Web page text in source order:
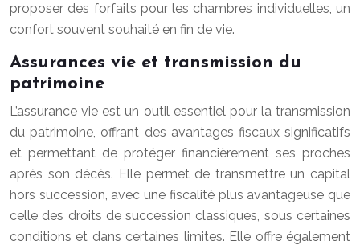
proposer des forfaits pour les chambres individuelles, un
confort souvent souhaité en fin de vie.
Assurances vie et transmission du
patrimoine
L’assurance vie est un outil essentiel pour la transmission
du patrimoine, offrant des avantages fiscaux significatifs
et permettant de protéger financièrement ses proches
après son décès. Elle permet de transmettre un capital
hors succession, avec une fiscalité plus avantageuse que
celle des droits de succession classiques, sous certaines
conditions et dans certaines limites. Elle offre également